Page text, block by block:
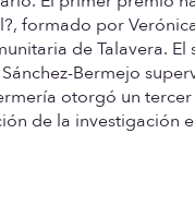
formado por
de Talavera.
Bermejo
otorgó un
de la investigación